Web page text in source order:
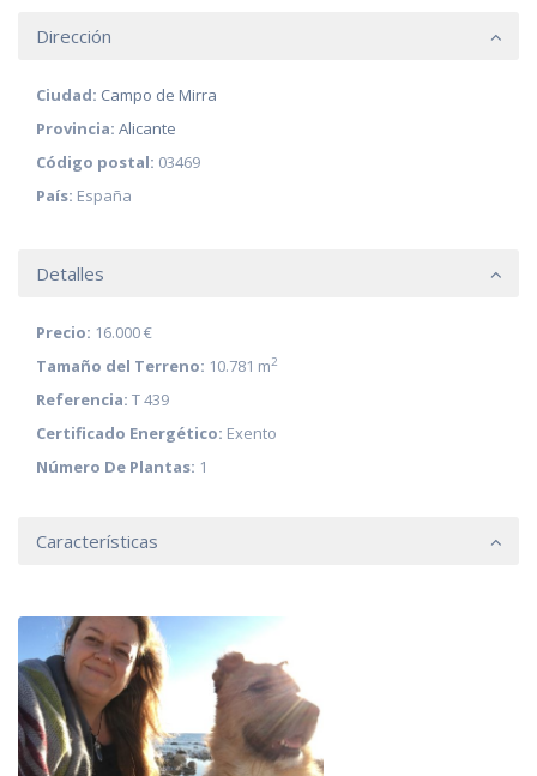
Dirección
Ciudad: Campo de Mirra
Provincia: Alicante
Código postal: 03469
País: España
Detalles
Precio: 16.000 €
Tamaño del Terreno: 10.781 m2
Referencia: T 439
Certificado Energético: Exento
Número De Plantas: 1
Características